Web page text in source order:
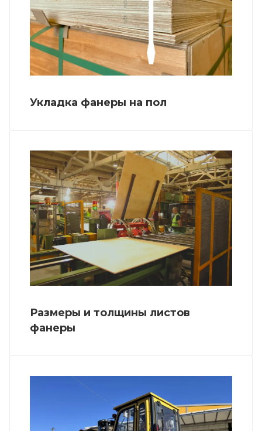
Укладка фанеры на пол
Размеры и толщины листов
фанеры